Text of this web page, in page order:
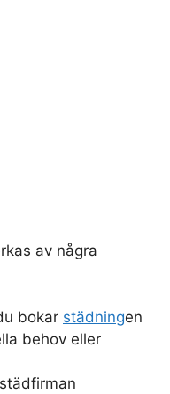
av några
bokar städningen
behov eller